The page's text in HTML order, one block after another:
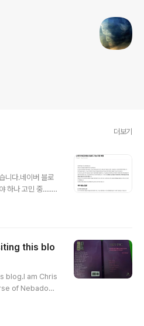
더보기
니다.네이버 블로
하나 고민 중.....입
this blo
blog.I am Chris
of Nebado
a Korean in 1